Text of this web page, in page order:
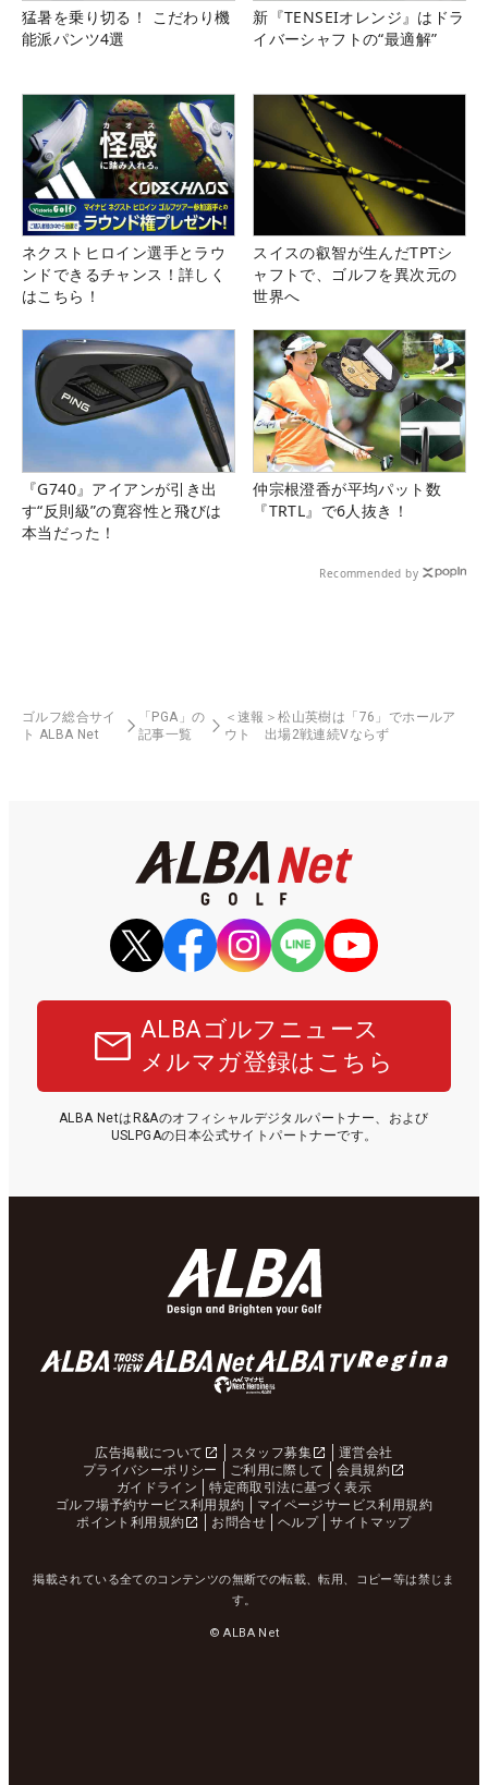
猛暑を乗り切る！ こだわり機
能派パンツ4選
新『TENSEIオレンジ』はドラ
イバーシャフトの“最適解”
ネクストヒロイン選手とラウ
ンドできるチャンス！詳しく
はこちら！
スイスの叡智が生んだTPTシ
ャフトで、ゴルフを異次元の
世界へ
『G740』アイアンが引き出
す“反則級”の寛容性と飛びは
本当だった！
仲宗根澄香が平均パット数
『TRTL』で6人抜き！
Recommended by
ゴルフ総合サイ
ト ALBA Net
「PGA」の
記事一覧
＜速報＞松山英樹は「76」でホールア
ウト 出場2戦連続Vならず
ALBAゴルフニュース
メルマガ登録はこちら
ALBA NetはR&Aのオフィシャルデジタルパートナー、および
USLPGAの日本公式サイトパートナーです。
広告掲載について スタッフ募集
運営会社
プライバシーポリシー
ご利用に際して
会員規約
ガイドライン
特定商取引法に基づく表示
ゴルフ場予約サービス利用規約
マイページサービス利用規約
ポイント利用規約
お問合せ ヘルプ サイトマップ
掲載されている全てのコンテンツの無断での転載、転用、コピー等は禁じま
す。
© ALBA Net